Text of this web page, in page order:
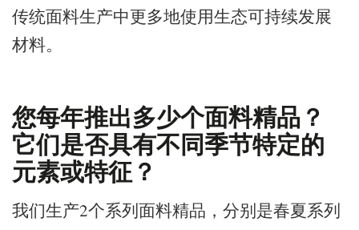
传统面料生产中更多地使用生态可持续发展
材料。
您每年推出多少个面料精品？
它们是否具有不同季节特定的
元素或特征？
我们生产2个系列面料精品，分别是春夏系列